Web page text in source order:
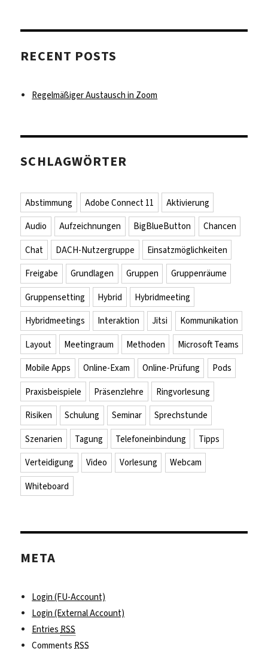
RECENT POSTS
Regelmäßiger Austausch in Zoom
SCHLAGWÖRTER
Abstimmung Adobe Connect 11
Aktivierung
Audio
Aufzeichnungen BigBlueButton
Chancen
Chat
DACH-Nutzergruppe
Einsatzmöglichkeiten
Freigabe
Grundlagen Gruppen
Gruppenräume
Gruppensetting
Hybrid
Hybridmeeting
Hybridmeetings
Interaktion Jitsi
Kommunikation
Layout
Meetingraum Methoden
Microsoft Teams
Mobile Apps
Online-Exam Online-Prüfung
Pods
Praxisbeispiele
Präsenzlehre
Ringvorlesung
Risiken
Schulung Seminar
Sprechstunde
Szenarien
Tagung Telefoneinbindung
Tipps
Verteidigung
Video Vorlesung
Webcam
Whiteboard
META
Login (FU-Account)
Login (External Account)
EntriesRSS
CommentsRSS